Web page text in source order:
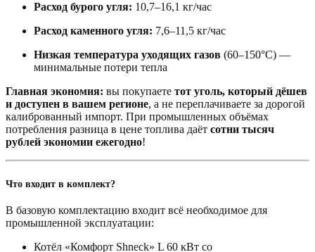
Расход бурого угля: 10,7–16,1 кг/час
Расход каменного угля: 7,6–11,5 кг/час
Низкая температура уходящих газов (60–150°С) —
минимальные потери тепла
Главная экономия: вы покупаете тот уголь, который дёшев
и доступен в вашем регионе, а не переплачиваете за дорогой
калиброванный импорт. При промышленных объёмах
потребления разница в цене топлива даёт сотни тысяч
рублей экономии ежегодно!
Что входит в комплект?
В базовую комплектацию входит всё необходимое для
промышленной эксплуатации:
Котёл «Комфорт Shneck» L 60 кВт со